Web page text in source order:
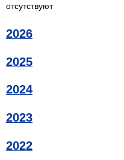
отсутствуют
2026
2025
2024
2023
2022